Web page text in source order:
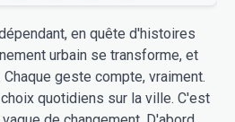
en quête d'histoires
urbain se transforme, et
geste compte, vraiment.
quotidiens sur la ville. C'est